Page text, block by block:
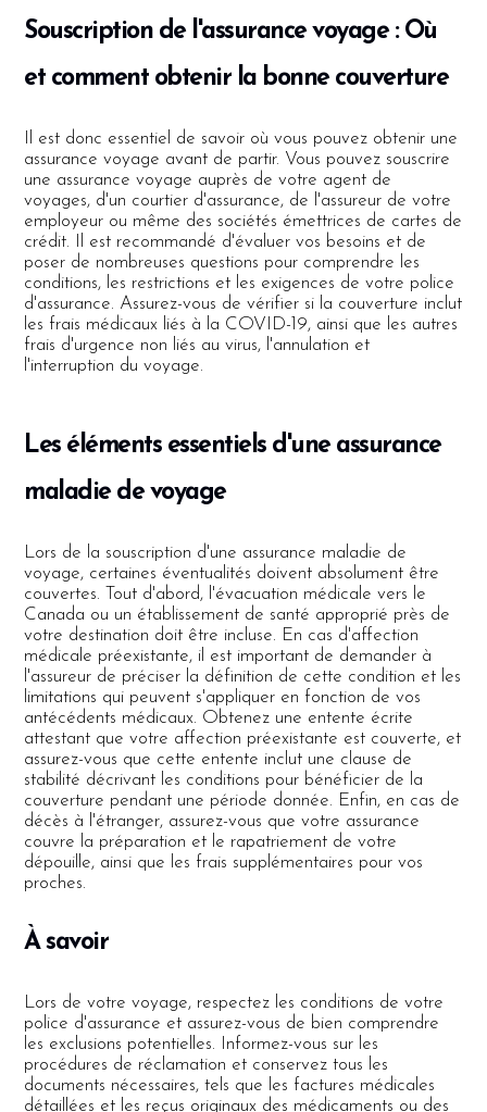
Souscription de l'assurance voyage : Où
et comment obtenir la bonne couverture
Il est donc essentiel de savoir où vous pouvez obtenir une
assurance voyage avant de partir. Vous pouvez souscrire
une assurance voyage auprès de votre agent de
voyages, d'un courtier d'assurance, de l'assureur de votre
employeur ou même des sociétés émettrices de cartes de
crédit. Il est recommandé d'évaluer vos besoins et de
poser de nombreuses questions pour comprendre les
conditions, les restrictions et les exigences de votre police
d'assurance. Assurez-vous de vérifier si la couverture inclut
les frais médicaux liés à la COVID-19, ainsi que les autres
frais d'urgence non liés au virus, l'annulation et
l'interruption du voyage.
Les éléments essentiels d'une assurance
maladie de voyage
Lors de la souscription d'une assurance maladie de
voyage, certaines éventualités doivent absolument être
couvertes. Tout d'abord, l'évacuation médicale vers le
Canada ou un établissement de santé approprié près de
votre destination doit être incluse. En cas d'affection
médicale préexistante, il est important de demander à
l'assureur de préciser la définition de cette condition et les
limitations qui peuvent s'appliquer en fonction de vos
antécédents médicaux. Obtenez une entente écrite
attestant que votre affection préexistante est couverte, et
assurez-vous que cette entente inclut une clause de
stabilité décrivant les conditions pour bénéficier de la
couverture pendant une période donnée. Enfin, en cas de
décès à l'étranger, assurez-vous que votre assurance
couvre la préparation et le rapatriement de votre
dépouille, ainsi que les frais supplémentaires pour vos
proches.
À savoir
Lors de votre voyage, respectez les conditions de votre
police d'assurance et assurez-vous de bien comprendre
les exclusions potentielles. Informez-vous sur les
procédures de réclamation et conservez tous les
documents nécessaires, tels que les factures médicales
détaillées et les reçus originaux des médicaments ou des